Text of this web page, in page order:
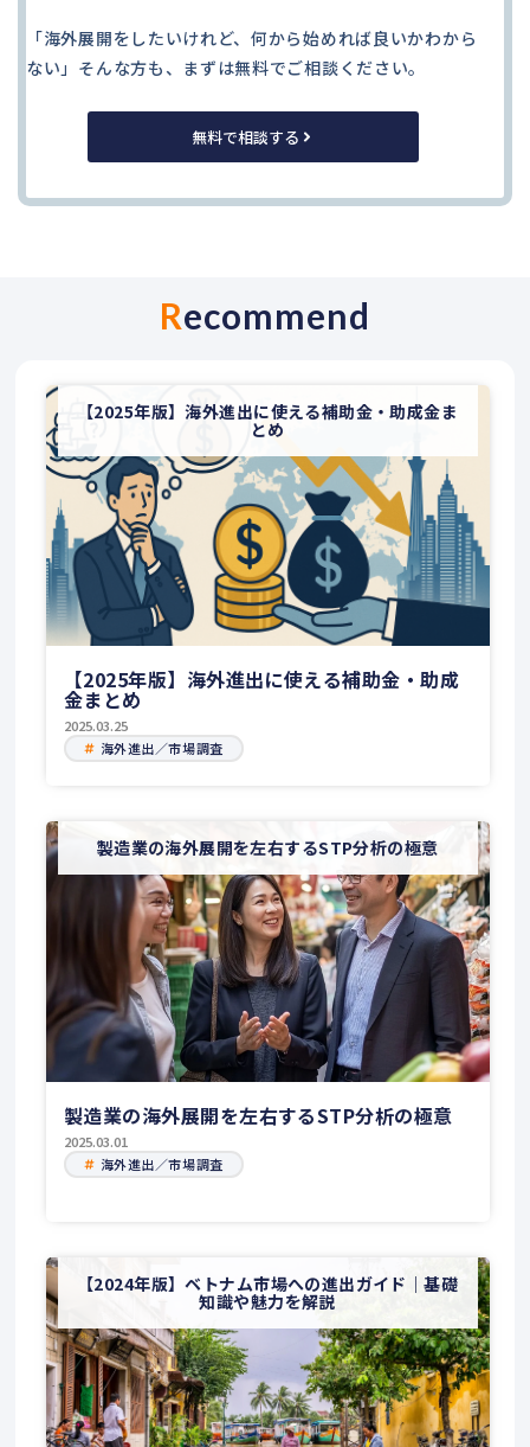
「海外展開をしたいけれど、何から始めれば良いかわから
ない」そんな方も、まずは無料でご相談ください。
無料で相談する
Recommend
【2025年版】海外進出に使える補助金・助成金ま
とめ
【2025年版】海外進出に使える補助金・助成
金まとめ
2025.03.25
海外進出／市場調査
製造業の海外展開を左右するSTP分析の極意
製造業の海外展開を左右するSTP分析の極意
2025.03.01
海外進出／市場調査
【2024年版】ベトナム市場への進出ガイド｜基礎
知識や魅力を解説